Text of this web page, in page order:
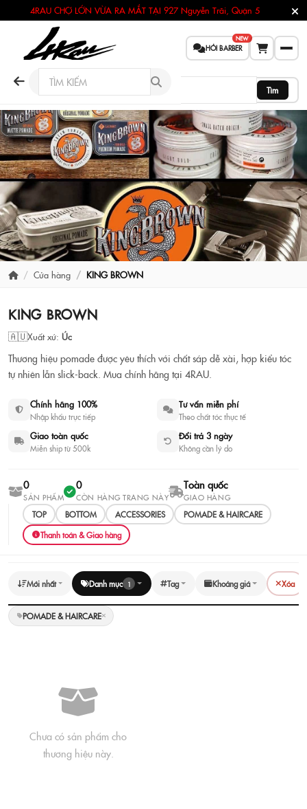
4RAU CHỢ LỚN VỪA RA MẮT TẠI 927 Nguyễn Trãi, Quận 5
HỎI BARBER
NEW
Tìm
KING BROWN Pomade | Sáp tạo
kiểu chính hãng
🇦🇺Úc· 0 sản phẩm
Xem sản phẩm Tư vấn chọn nhanh
Cửa hàng KING BROWN
KING BROWN
🇦🇺Xuất xứ: Úc
Thương hiệu pomade được yêu thích với chất sáp dễ xài, hợp kiểu tóc
tự nhiên lẫn slick-back. Mua chính hãng tại 4RAU.
Chính hãng 100%
Nhập khẩu trực tiếp
Tư vấn miễn phí
Theo chất tóc thực tế
Giao toàn quốc
Miễn ship từ 500k
Đổi trả 3 ngày
Không cần lý do
0
SẢN PHẨM
0
CÒN HÀNG TRANG NÀY
Toàn quốc
GIAO HÀNG
TOP BOTTOM ACCESSORIES
POMADE & HAIRCARE
Thanh toán & Giao hàng
Mới nhất Danh mục 1 Tag Khoảng giá Xóa
POMADE & HAIRCARE
Chưa có sản phẩm cho
thương hiệu này.